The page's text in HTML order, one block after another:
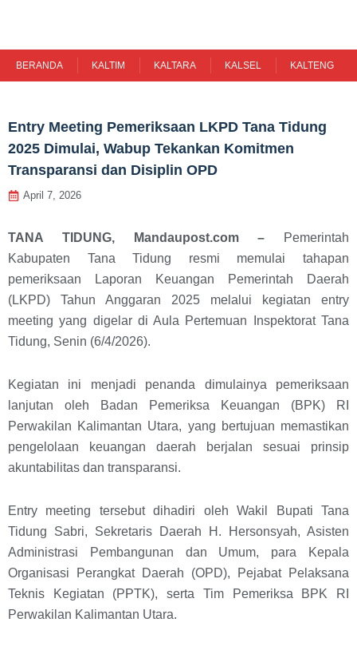
content
BERANDA KALTIM KALTARA KALSEL KALTENG
Entry Meeting Pemeriksaan LKPD Tana Tidung
2025 Dimulai, Wabup Tekankan Komitmen
Transparansi dan Disiplin OPD
April 7, 2026
TANA TIDUNG, Mandaupost.com – Pemerintah
Kabupaten Tana Tidung resmi memulai tahapan
pemeriksaan Laporan Keuangan Pemerintah Daerah
(LKPD) Tahun Anggaran 2025 melalui kegiatan entry
meeting yang digelar di Aula Pertemuan Inspektorat Tana
Tidung, Senin (6/4/2026).
Kegiatan ini menjadi penanda dimulainya pemeriksaan
lanjutan oleh Badan Pemeriksa Keuangan (BPK) RI
Perwakilan Kalimantan Utara, yang bertujuan memastikan
pengelolaan keuangan daerah berjalan sesuai prinsip
akuntabilitas dan transparansi.
Entry meeting tersebut dihadiri oleh Wakil Bupati Tana
Tidung Sabri, Sekretaris Daerah H. Hersonsyah, Asisten
Administrasi Pembangunan dan Umum, para Kepala
Organisasi Perangkat Daerah (OPD), Pejabat Pelaksana
Teknis Kegiatan (PPTK), serta Tim Pemeriksa BPK RI
Perwakilan Kalimantan Utara.